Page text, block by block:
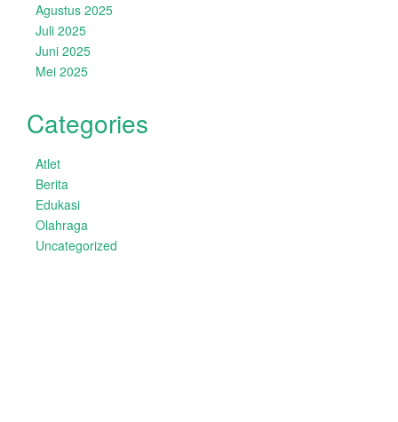
Agustus 2025
Juli 2025
Juni 2025
Mei 2025
Categories
Atlet
Berita
Edukasi
Olahraga
Uncategorized